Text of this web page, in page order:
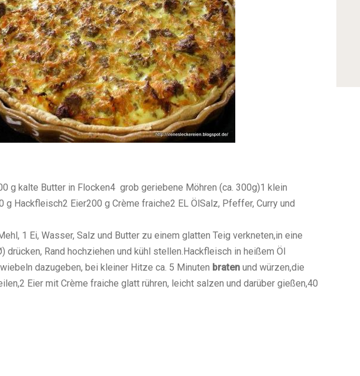
g kalte Butter in Flocken4 grob geriebene Möhren (ca. 300g)1 klein
Hackfleisch2 Eier200 g Crème fraiche2 EL ÖlSalz, Pfeffer, Curry und
1 Ei, Wasser, Salz und Butter zu einem glatten Teig verkneten,in eine
Rand hochziehen und kühl stellen.Hackfleisch in heißem Öl
dazugeben, bei kleiner Hitze ca. 5 Minuten braten und würzen,die
Eier mit Crème fraiche glatt rühren, leicht salzen und darüber gießen,40